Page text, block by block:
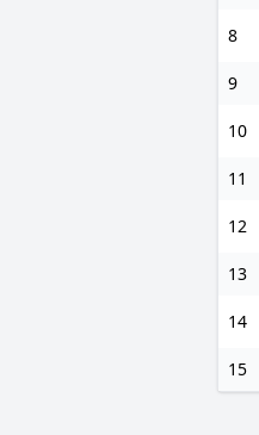
8
9
10
11
12
13
14
15